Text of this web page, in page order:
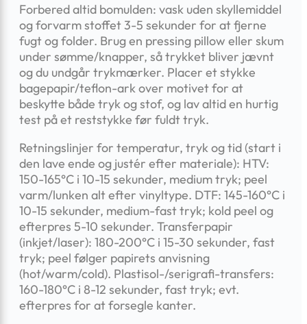
Forbered altid bomulden: vask uden skyllemiddel
og forvarm stoffet 3-5 sekunder for at fjerne
fugt og folder. Brug en pressing pillow eller skum
under sømme/knapper, så trykket bliver jævnt
og du undgår trykmærker. Placer et stykke
bagepapir/teflon-ark over motivet for at
beskytte både tryk og stof, og lav altid en hurtig
test på et reststykke før fuldt tryk.
Retningslinjer for temperatur, tryk og tid (start i
den lave ende og justér efter materiale): HTV:
150-165°C i 10-15 sekunder, medium tryk; peel
varm/lunken alt efter vinyltype. DTF: 145-160°C i
10-15 sekunder, medium-fast tryk; kold peel og
efterpres 5-10 sekunder. Transferpapir
(inkjet/laser): 180-200°C i 15-30 sekunder, fast
tryk; peel følger papirets anvisning
(hot/warm/cold). Plastisol-/serigrafi-transfers:
160-180°C i 8-12 sekunder, fast tryk; evt.
efterpres for at forsegle kanter.